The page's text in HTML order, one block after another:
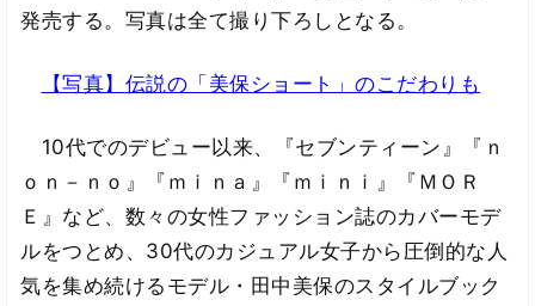
発売する。写真は全て撮り下ろしとなる。
【写真】伝説の「美保ショート」のこだわりも
10代でのデビュー以来、『セブンティーン』『ｎ
ｏｎ－ｎｏ』『ｍｉｎａ』『ｍｉｎｉ』『ＭＯＲ
Ｅ』など、数々の女性ファッション誌のカバーモデ
ルをつとめ、30代のカジュアル女子から圧倒的な人
気を集め続けるモデル・田中美保のスタイルブック